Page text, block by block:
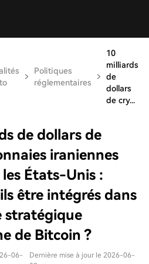
Politiques
réglementaires
10
milliards
de
dollars
de cry...
de dollars de
iraniennes
États-Unis :
être intégrés dans
stratégique
de Bitcoin ?
06-
Dernière mise à jour le 2026-06-